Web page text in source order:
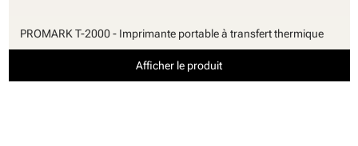
PROMARK T-2000 - Imprimante portable à transfert thermique
Afficher le produit